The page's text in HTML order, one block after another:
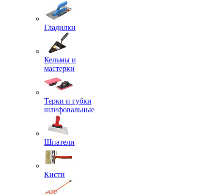
Гладилки
Кельмы и
мастерки
Терки и губки
шлифовальные
Шпатели
Кисти